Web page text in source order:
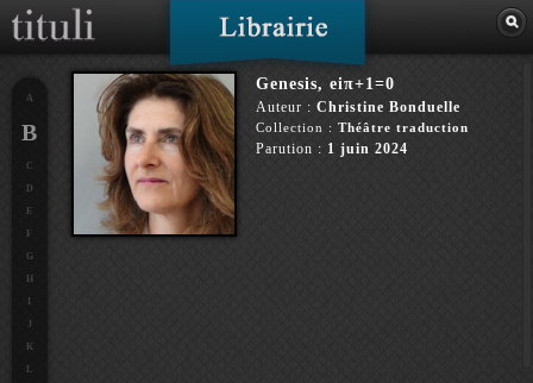
Genesis, eiπ+1=0
Auteur : Christine Bonduelle
Collection : Théâtre traduction
Parution : 1 juin 2024
A
B
C
D
E
F
G
H
J
K
L